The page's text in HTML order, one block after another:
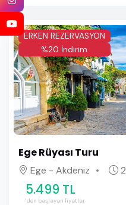
ERKEN REZERVASYON
%20 İndirim
Ege Rüyası Turu
Ege - Akdeniz
5.499 TL
'den başlayan fiyatlar